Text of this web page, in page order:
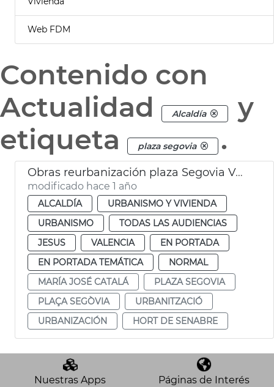
Web FDM
Contenido con
Actualidad
Alcaldía
y
etiqueta
plaza segovia .
Obras reurbanización plaza Segovia València
modificado hace 1 año
ALCALDÍA
URBANISMO Y VIVIENDA
URBANISMO
TODAS LAS AUDIENCIAS
JESUS
VALENCIA
EN PORTADA
EN PORTADA TEMÁTICA
NORMAL
MARÍA JOSÉ CATALÁ
PLAZA SEGOVIA
PLAÇA SEGÒVIA
URBANITZACIÓ
URBANIZACIÓN
HORT DE SENABRE
Nuestras Apps Páginas de Interés